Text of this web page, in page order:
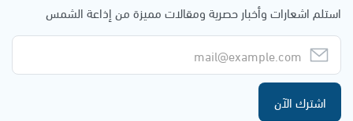
استلم اشعارات وأخبار حصرية ومقالات مميزة من إذاعة الشمس
اشترك الآن